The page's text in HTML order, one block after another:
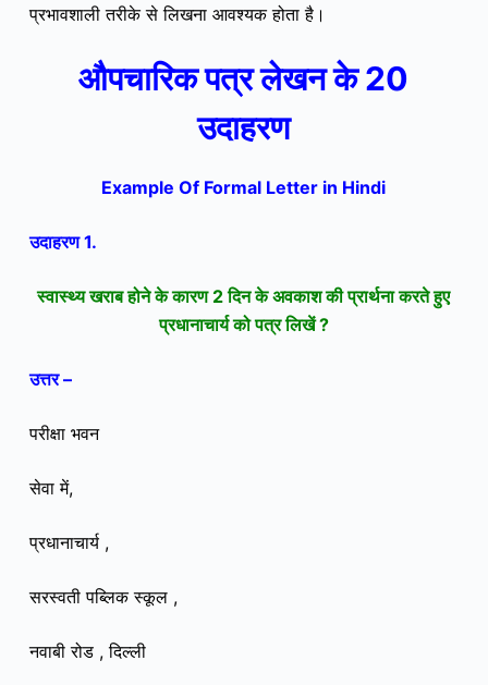
प्रभावशाली तरीके से लिखना आवश्यक होता है।
औपचारिक पत्र लेखन के 20
उदाहरण
Example Of Formal Letter in Hindi
उदाहरण 1.
स्वास्थ्य खराब होने के कारण 2 दिन के अवकाश की प्रार्थना करते हुए
प्रधानाचार्य को पत्र लिखें ?
उत्तर –
परीक्षा भवन
सेवा में,
प्रधानाचार्य ,
सरस्वती पब्लिक स्कूल ,
नवाबी रोड , दिल्ली